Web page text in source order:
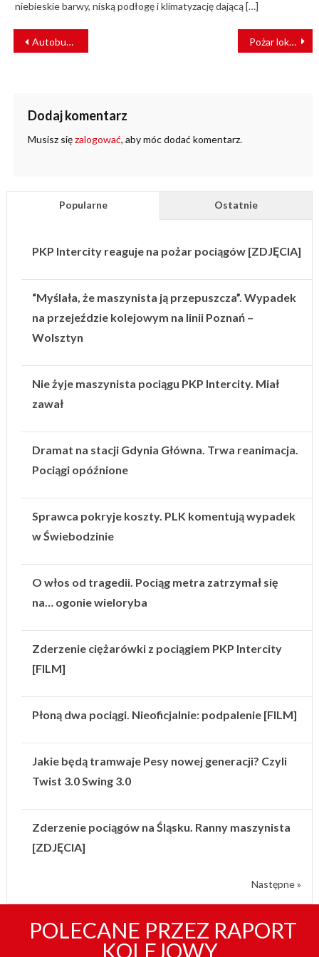
niebieskie barwy, niską podłogę i klimatyzację dającą […]
NAWIGACJA
WPISU
Autobusem z Trzebnicy: województwo remontuje pierwszą samorządową linię kolejową Pożar lokomotywy pociągu IC Zakopane – Poznań w Choczni
Dodaj komentarz
Musisz sięzalogować, aby móc dodać komentarz.
Popularne Ostatnie
PKP Intercity reaguje na pożar pociągów [ZDJĘCIA]
“Myślała, że maszynista ją przepuszcza”. Wypadek
na przejeździe kolejowym na linii Poznań –
Wolsztyn
Nie żyje maszynista pociągu PKP Intercity. Miał
zawał
Dramat na stacji Gdynia Główna. Trwa reanimacja.
Pociągi opóźnione
Sprawca pokryje koszty. PLK komentują wypadek
w Świebodzinie
O włos od tragedii. Pociąg metra zatrzymał się
na… ogonie wieloryba
Zderzenie ciężarówki z pociągiem PKP Intercity
[FILM]
Płoną dwa pociągi. Nieoficjalnie: podpalenie [FILM]
Jakie będą tramwaje Pesy nowej generacji? Czyli
Twist 3.0 Swing 3.0
Zderzenie pociągów na Śląsku. Ranny maszynista
[ZDJĘCIA]
Następne »
POLECANE PRZEZ RAPORT
KOLEJOWY